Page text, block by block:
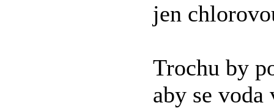
jen
Trochu by
aby se